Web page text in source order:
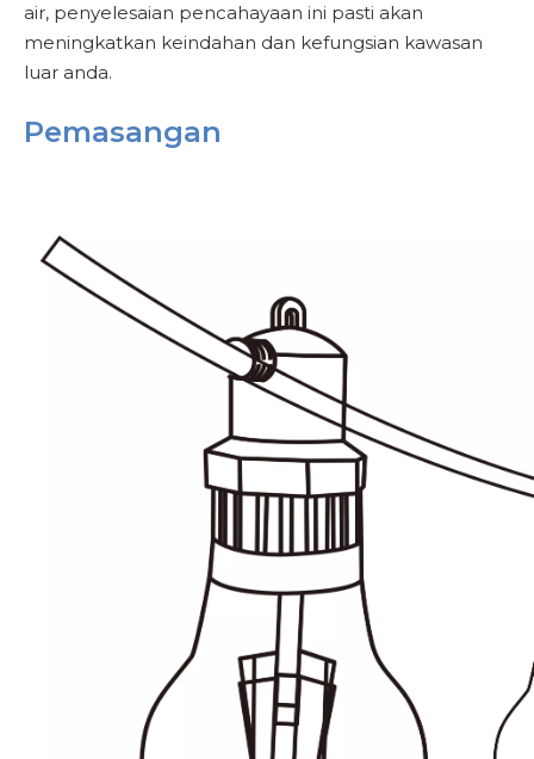
air, penyelesaian pencahayaan ini pasti akan
meningkatkan keindahan dan kefungsian kawasan
luar anda.
Pemasangan